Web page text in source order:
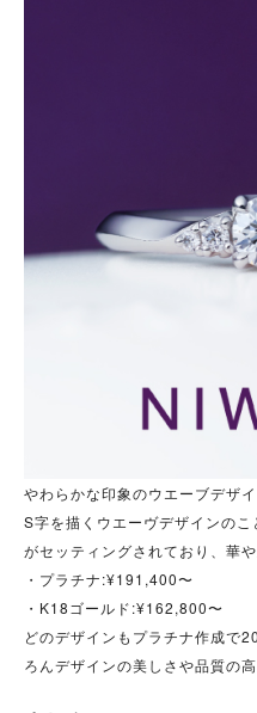
やわらかな印象のウエーブデザ
S字を描くウエーヴデザインの
がセッティングされており、華や
・プラチナ:¥191,400〜
・K18ゴールド:¥162,800〜
どのデザインもプラチナ作成で
ろんデザインの美しさや品質の